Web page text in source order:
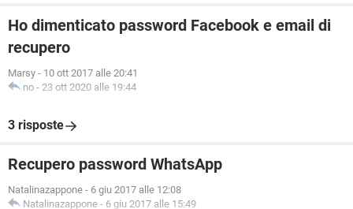
Ho dimenticato password Facebook e email di
recupero
Marsy - 10 ott 2017 alle 20:41
no - 23 ott 2020 alle 19:44
3 risposte
Recupero password WhatsApp
Natalinazappone - 6 giu 2017 alle 12:08
Natalinazappone - 6 giu 2017 alle 15:49